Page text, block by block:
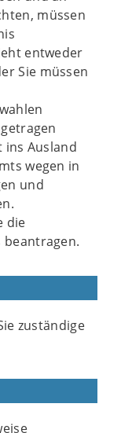
müssen
entweder
Sie müssen
ins Ausland
wegen in
und
die
beantragen.
zuständige